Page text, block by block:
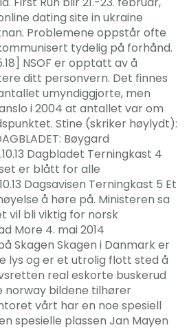
dating site in ukraine
Problemene oppstår ofte
tydelig på forhånd.
NSOF er opptatt av å
ditt personvern. Det finnes
umyndiggjorte, men
i 2004 at antallet var om
Stine (skriker høylydt):
Bøygard
Dagbladet Terningkast 4
er blått for alle
Dagsavisen Terningkast 5 Et
å høre på. Ministeren sa
vil bli viktig for norsk
More 4. mai 2014
Skagen Skagen i Danmark er
lys og er et utrolig flott sted å
real eskorte buskerud
norway bildene tilhører
vårt har en noe spesiell
spesielle plassen Jan Mayen